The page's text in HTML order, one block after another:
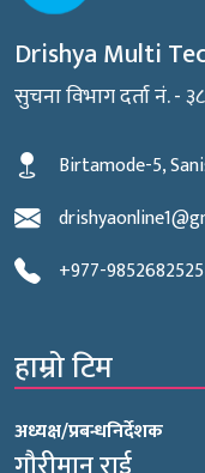
Drishya Multi
सुचना विभाग दर्ता नं. -
Birtamode-5,
+977-9852682525
हाम्रो टिम
अध्यक्ष/प्रबन्धनिर्देशक